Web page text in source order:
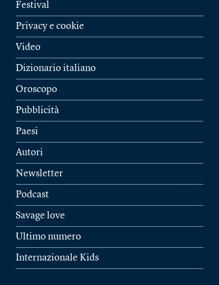
Festival
Privacy e cookie
Video
Dizionario italiano
Oroscopo
Pubblicità
Paesi
Autori
Newsletter
Podcast
Savage love
Ultimo numero
Internazionale Kids